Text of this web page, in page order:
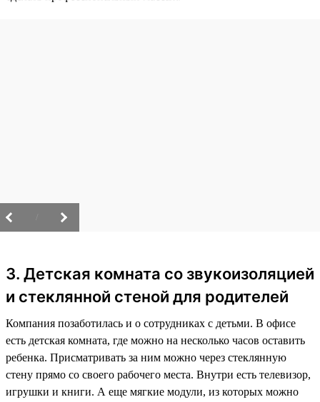
3. Детская комната со звукоизоляцией
и стеклянной стеной для родителей
Компания позаботилась и о сотрудниках с детьми. В офисе
есть детская комната, где можно на несколько часов оставить
ребенка. Присматривать за ним можно через стеклянную
стену прямо со своего рабочего места. Внутри есть телевизор,
игрушки и книги. А еще мягкие модули, из которых можно